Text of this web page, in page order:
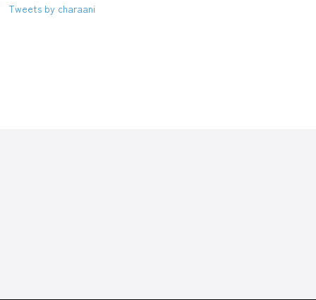
Tweets by charaani